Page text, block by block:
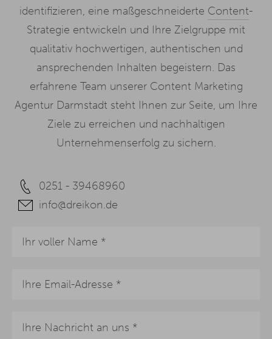
identifizieren, eine maßgeschneiderte Content-
Strategie entwickeln und Ihre Zielgruppe mit
qualitativ hochwertigen, authentischen und
ansprechenden Inhalten begeistern. Das
erfahrene Team unserer Content Marketing
Agentur Darmstadt steht Ihnen zur Seite, um Ihre
Ziele zu erreichen und nachhaltigen
Unternehmenserfolg zu sichern.
0251 - 39468960
info@dreikon.de